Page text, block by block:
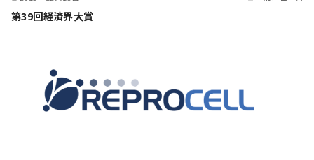
第39回経済界大賞